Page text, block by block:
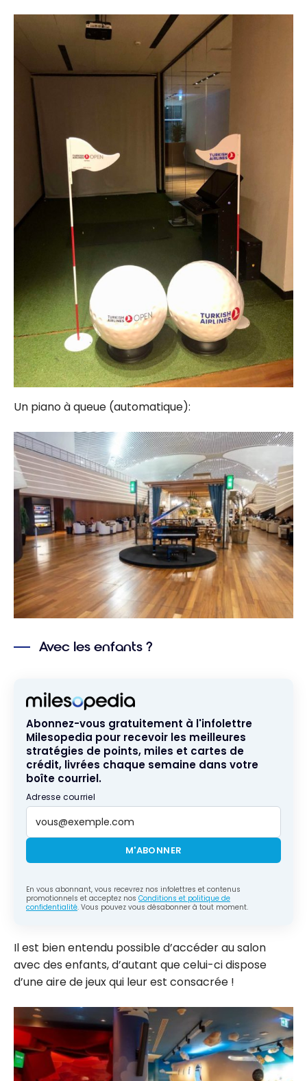
Un piano à queue (automatique):
Avec les enfants ?
Abonnez-vous gratuitement à l'infolettre
Milesopedia pour recevoir les meilleures
stratégies de points, miles et cartes de
crédit, livrées chaque semaine dans votre
boîte courriel.
Adresse courriel
M'ABONNER
En vous abonnant, vous recevrez nos infolettres et contenus
promotionnels et acceptez nos Conditions et politique de
confidentialité. Vous pouvez vous désabonner à tout moment.
Il est bien entendu possible d’accéder au salon
avec des enfants, d’autant que celui-ci dispose
d’une aire de jeux qui leur est consacrée !